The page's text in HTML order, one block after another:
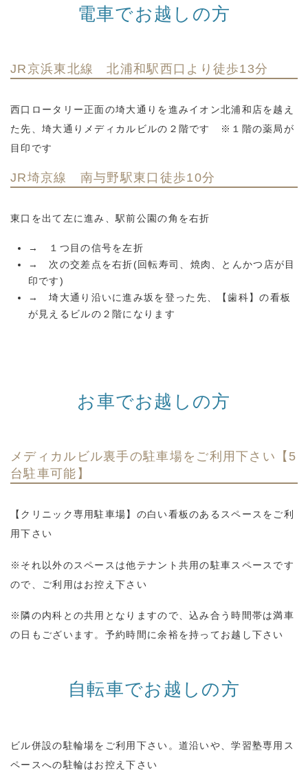
電車でお越しの方
JR京浜東北線 北浦和駅西口より徒歩13分
西口ロータリー正面の埼大通りを進みイオン北浦和店を越え
た先、埼大通りメディカルビルの２階です ※１階の薬局が
目印です
JR埼京線 南与野駅東口徒歩10分
東口を出て左に進み、駅前公園の角を右折
→ １つ目の信号を左折
→ 次の交差点を右折(回転寿司、焼肉、とんかつ店が目
印です)
→ 埼大通り沿いに進み坂を登った先、【歯科】の看板
が見えるビルの２階になります
お車でお越しの方
メディカルビル裏手の駐車場をご利用下さい【5
台駐車可能】
【クリニック専用駐車場】の白い看板のあるスペースをご利
用下さい
※それ以外のスペースは他テナント共用の駐車スペースです
ので、ご利用はお控え下さい
※隣の内科との共用となりますので、込み合う時間帯は満車
の日もございます。予約時間に余裕を持ってお越し下さい
自転車でお越しの方
ビル併設の駐輪場をご利用下さい。道沿いや、学習塾専用ス
ペースへの駐輪はお控え下さい